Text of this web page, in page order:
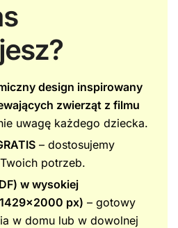
design inspirowany
zwierząt z filmu
uwagę każdego dziecka.
– dostosujemy
potrzeb.
w wysokiej
px) – gotowy
w domu lub w dowolnej